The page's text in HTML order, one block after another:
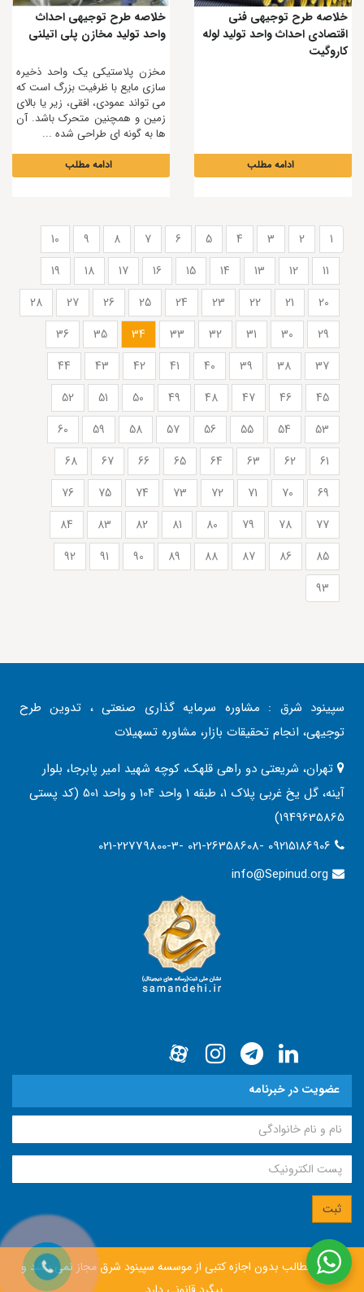
خلاصه طرح توجیهی فنی
اقتصادی احداث واحد تولید لوله
کاروگیت
ادامه مطلب
خلاصه طرح توجیهی احداث
واحد تولید مخازن پلی اتیلنی
مخزن پلاستیکی یک واحد ذخیره
سازی مایع با ظرفیت بزرگ است که
می تواند عمودی، افقی، زیر یا بالای
زمین و همچنین متحرک باشد. آن
ها به گونه ای طراحی شده ...
ادامه مطلب
1
2
3
4
5
6
7
8
9
10
11
12
13
14
15
16
17
18
19
20
21
22
23
24
25
26
27
28
29
30
31
32
33
34
35
36
37
38
39
40
41
42
43
44
45
46
47
48
49
50
51
52
53
54
55
56
57
58
59
60
61
62
63
64
65
66
67
68
69
70
71
72
73
74
75
76
77
78
79
80
81
82
83
84
85
86
87
88
89
90
91
92
93
سپینود شرق : مشاوره سرمایه گذاری صنعتی ، تدوین طرح
توجیهی، انجام تحقیقات بازار، مشاوره تسهیلات
تهران، شریعتی دو راهی قلهک، کوچه شهید امیر پابرجا، بلوار
آینه، گل یخ غربی پلاک 1، طبقه 1 واحد 104 و واحد 501 (کد پستی
1949635865)
021-22779800-3- 021-26358608- 09215186906
info@Sepinud.org
عضویت در خبرنامه
انتشار مطالب بدون اجازه كتبی از موسسه سپينود شرق مجاز نمی باشد و